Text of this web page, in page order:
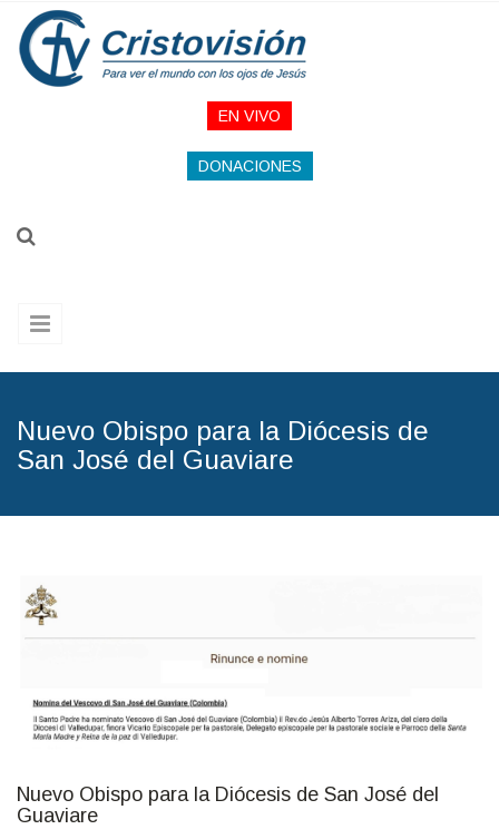
Pasar al contenido principal
EN VIVO
DONACIONES
Nuevo Obispo para la Diócesis de
San José del Guaviare
FOTO: Vatican.Va
Nuevo Obispo para la Diócesis de San José del
Guaviare